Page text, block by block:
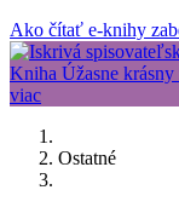
Ako čítať e-knihy
Ostatné